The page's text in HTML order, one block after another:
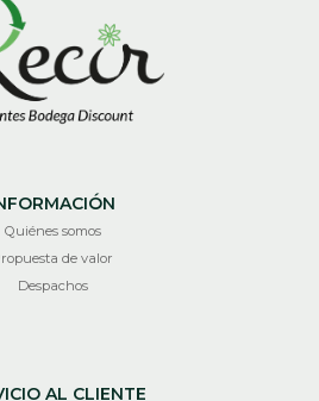
Quiénes somos
de valor
Despachos
AL CLIENTE